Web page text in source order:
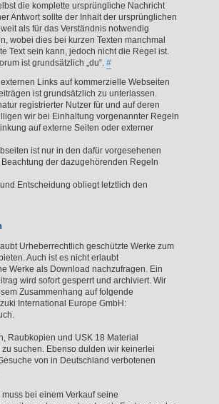
die komplette ursprüngliche Nachricht
Antwort sollte der Inhalt der ursprünglichen
als für das Verständnis notwendig
wobei dies bei kurzen Texten manchmal
Text sein kann, jedoch nicht die Regel ist.
ist grundsätzlich „du“. #
Links auf kommerzielle Webseiten
ist grundsätzlich zu unterlassen.
registrierter Nutzer für und auf deren
wir bei Einhaltung vorgenannter Regeln
auf externe Seiten oder externer
ist nur in den dafür vorgesehenen
der dazugehörenden Regeln
Entscheidung obliegt letztlich den
Urheberrechtlich geschützte Werke zum
Auch ist es nicht erlaubt
Werke als Download nachzufragen. Ein
wird sofort gesperrt und archiviert. Wir
Zusammenhang auf folgende
International Europe GmbH:
Raubkopien und USK 18 Material
suchen. Ebenso dulden wir keinerlei
von in Deutschland verbotenen
bei einem Verkauf seine